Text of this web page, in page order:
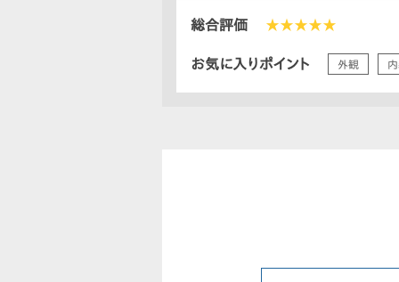
総合評価 ★★★★★
お気に入りポイント 外観